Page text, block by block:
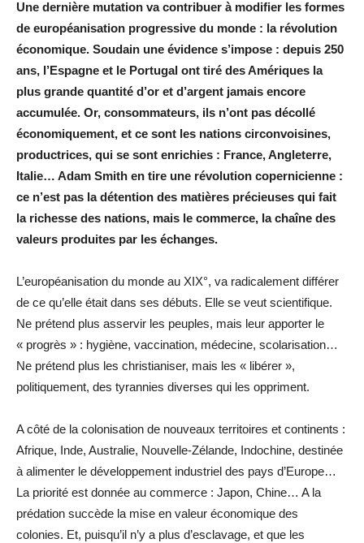
Une dernière mutation va contribuer à modifier les formes
de européanisation progressive du monde : la révolution
économique. Soudain une évidence s’impose : depuis 250
ans, l’Espagne et le Portugal ont tiré des Amériques la
plus grande quantité d’or et d’argent jamais encore
accumulée. Or, consommateurs, ils n’ont pas décollé
économiquement, et ce sont les nations circonvoisines,
productrices, qui se sont enrichies : France, Angleterre,
Italie… Adam Smith en tire une révolution copernicienne :
ce n’est pas la détention des matières précieuses qui fait
la richesse des nations, mais le commerce, la chaîne des
valeurs produites par les échanges.
L’européanisation du monde au XIX°, va radicalement différer
de ce qu’elle était dans ses débuts. Elle se veut scientifique.
Ne prétend plus asservir les peuples, mais leur apporter le
« progrès » : hygiène, vaccination, médecine, scolarisation…
Ne prétend plus les christianiser, mais les « libérer »,
politiquement, des tyrannies diverses qui les oppriment.
A côté de la colonisation de nouveaux territoires et continents :
Afrique, Inde, Australie, Nouvelle-Zélande, Indochine, destinée
à alimenter le développement industriel des pays d’Europe…
La priorité est donnée au commerce : Japon, Chine… A la
prédation succède la mise en valeur économique des
colonies. Et, puisqu’il n’y a plus d’esclavage, et que les